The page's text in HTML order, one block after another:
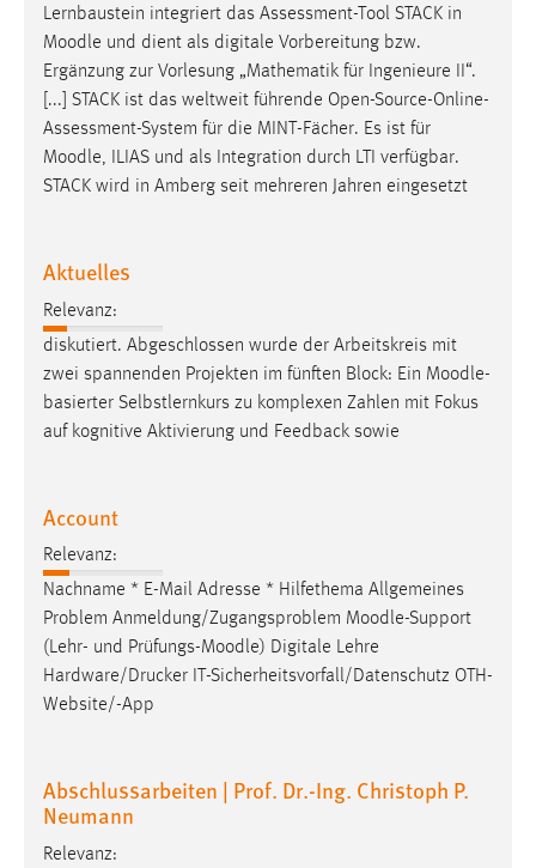
Lernbaustein integriert das Assessment-Tool STACK in
Moodle und dient als digitale Vorbereitung bzw.
Ergänzung zur Vorlesung „Mathematik für Ingenieure II“.
[...] STACK ist das weltweit führende Open-Source-Online-
Assessment-System für die MINT-Fächer. Es ist für
Moodle, ILIAS und als Integration durch LTI verfügbar.
STACK wird in Amberg seit mehreren Jahren eingesetzt
Aktuelles
Relevanz:
diskutiert. Abgeschlossen wurde der Arbeitskreis mit
zwei spannenden Projekten im fünften Block: Ein Moodle-
basierter Selbstlernkurs zu komplexen Zahlen mit Fokus
auf kognitive Aktivierung und Feedback sowie
Account
Relevanz:
Nachname * E-Mail Adresse * Hilfethema Allgemeines
Problem Anmeldung/Zugangsproblem Moodle-Support
(Lehr- und Prüfungs-Moodle) Digitale Lehre
Hardware/Drucker IT-Sicherheitsvorfall/Datenschutz OTH-
Website/-App
Abschlussarbeiten | Prof. Dr.-Ing. Christoph P.
Neumann
Relevanz: